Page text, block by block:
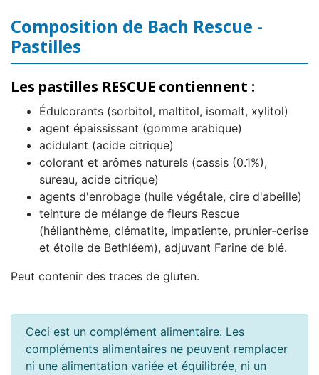
Composition de Bach Rescue -
Pastilles
Les pastilles RESCUE contiennent :
Édulcorants (sorbitol, maltitol, isomalt, xylitol)
agent épaississant (gomme arabique)
acidulant (acide citrique)
colorant et arômes naturels (cassis (0.1%),
sureau, acide citrique)
agents d'enrobage (huile végétale, cire d'abeille)
teinture de mélange de fleurs Rescue
(hélianthème, clématite, impatiente, prunier-cerise
et étoile de Bethléem), adjuvant Farine de blé.
Peut contenir des traces de gluten.
Ceci est un complément alimentaire. Les
compléments alimentaires ne peuvent remplacer
ni une alimentation variée et équilibrée, ni un